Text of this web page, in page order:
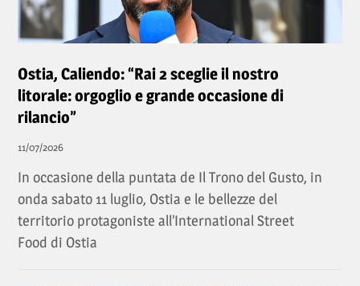
Ostia, Caliendo: “Rai 2 sceglie il nostro
litorale: orgoglio e grande occasione di
rilancio”
11/07/2026
In occasione della puntata de Il Trono del Gusto, in
onda sabato 11 luglio, Ostia e le bellezze del
territorio protagoniste all’International Street
Food di Ostia